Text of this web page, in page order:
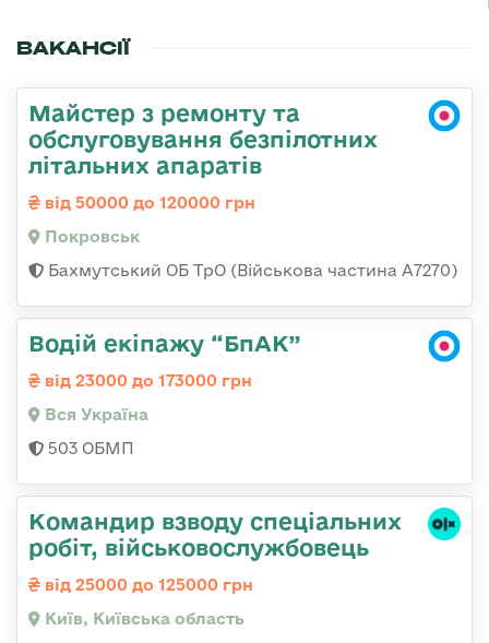
ВАКАНСІЇ
Майстер з ремонту та
обслуговування безпілотних
літальних апаратів
від 50000 до 120000 грн
Покровськ
Бахмутський ОБ ТрО (Військова частина А7270)
Водій екіпажу “БпАК”
від 23000 до 173000 грн
Вся Україна
503 ОБМП
Командир взводу спеціальних
робіт, військовослужбовець
від 25000 до 125000 грн
Київ, Київська область